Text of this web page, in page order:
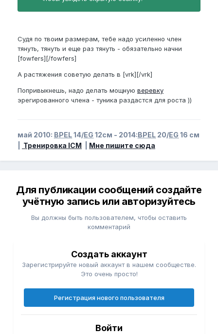
Судя по твоим размерам, тебе надо усиленно член
тянуть, тянуть и еще раз тянуть - обязательно начни
[fowfers][/fowfers]
А растяжения советую делать в [vrk][/vrk]
Попривыкнешь, надо делать мощную веревку
эрегированного члена - туника раздастся для роста ))
май 2010: BPEL14/EG 12см - 2014:BPEL 20/EG 16 см
Тренировка ICM Мне пишите сюда
Для публикации сообщений создайте
учётную запись или авторизуйтесь
Вы должны быть пользователем, чтобы оставить
комментарий
Создать аккаунт
Зарегистрируйте новый аккаунт в нашем сообществе.
Это очень просто!
Регистрация нового пользователя
Войти